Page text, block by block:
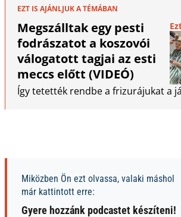
EZT IS AJÁNLJUK A TÉMÁBAN
Megszálltak egy pesti
fodrászatot a koszovói
válogatott tagjai az esti
meccs előtt (VIDEÓ)
Így tetették rendbe a frizurájukat a
Miközben Ön ezt olvassa, valaki máshol
már kattintott erre:
Gyere hozzánk podcastet készíteni!